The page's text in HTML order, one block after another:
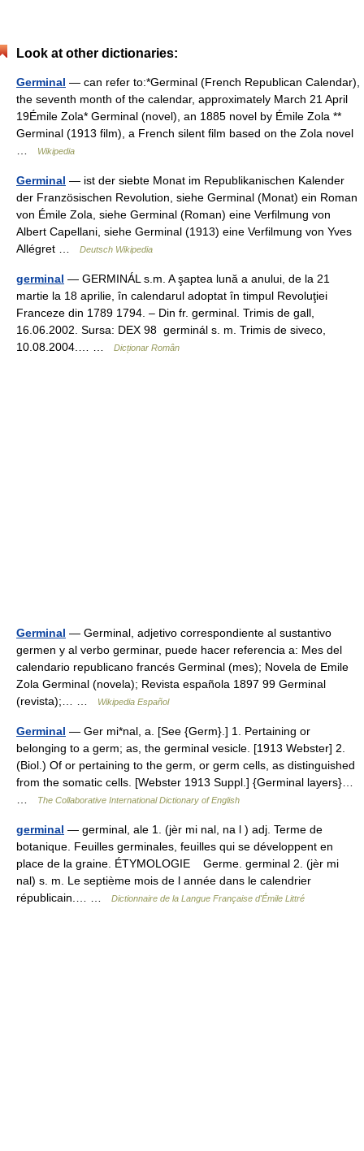
Look at other dictionaries:
Germinal — can refer to:*Germinal (French Republican Calendar),
the seventh month of the calendar, approximately March 21 April
19Émile Zola* Germinal (novel), an 1885 novel by Émile Zola **
Germinal (1913 film), a French silent film based on the Zola novel
Wikipedia
Germinal — ist der siebte Monat im Republikanischen Kalender
der Französischen Revolution, siehe Germinal (Monat) ein Roman
von Émile Zola, siehe Germinal (Roman) eine Verfilmung von
Albert Capellani, siehe Germinal (1913) eine Verfilmung von Yves
Allégret …
Deutsch Wikipedia
germinal — GERMINÁL s.m. A şaptea lună a anului, de la 21
martie la 18 aprilie, în calendarul adoptat în timpul Revoluţiei
Franceze din 1789 1794. – Din fr. germinal. Trimis de gall,
16.06.2002. Sursa: DEX 98 germinál s. m. Trimis de siveco,
10.08.2004.… …
Dicționar Român
Germinal — Germinal, adjetivo correspondiente al sustantivo
germen y al verbo germinar, puede hacer referencia a: Mes del
calendario republicano francés Germinal (mes); Novela de Emile
Zola Germinal (novela); Revista española 1897 99 Germinal
(revista);… …
Wikipedia Español
Germinal — Ger mi*nal, a. [See {Germ}.] 1. Pertaining or
belonging to a germ; as, the germinal vesicle. [1913 Webster] 2.
(Biol.) Of or pertaining to the germ, or germ cells, as distinguished
from the somatic cells. [Webster 1913 Suppl.] {Germinal layers}…
The Collaborative International Dictionary of English
germinal — germinal, ale 1. (jèr mi nal, na l ) adj. Terme de
botanique. Feuilles germinales, feuilles qui se développent en
place de la graine. ÉTYMOLOGIE Germe. germinal 2. (jèr mi
nal) s. m. Le septième mois de l année dans le calendrier
républicain.… …
Dictionnaire de la Langue Française d'Émile Littré